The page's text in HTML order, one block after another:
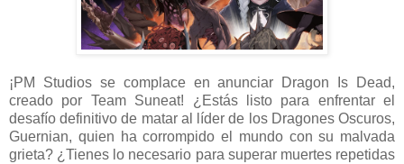
¡PM Studios se complace en anunciar Dragon Is Dead,
creado por Team Suneat! ¿Estás listo para enfrentar el
desafío definitivo de matar al líder de los Dragones Oscuros,
Guernian, quien ha corrompido el mundo con su malvada
grieta? ¿Tienes lo necesario para superar muertes repetidas